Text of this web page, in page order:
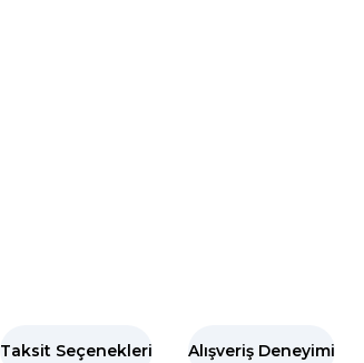
Taksit Seçenekleri Alışveriş Deneyimi